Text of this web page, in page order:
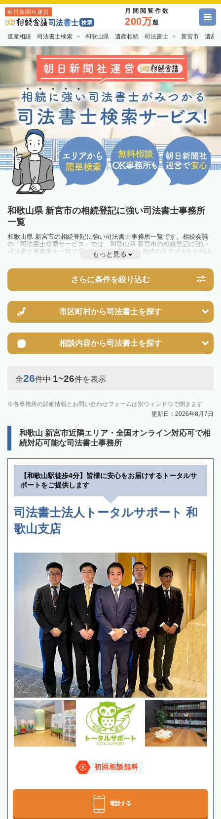
朝日新聞社運営 月間閲覧件数
200万超
遺産相続 司法書士検索 和歌山県 遺産相続 司法書士 新宮市 遺産
和歌山県 新宮市の相続登記に強い司法書士事務所
一覧
和歌山県 新宮市の相続登記に強い司法書士事務所一覧です。相続会議
の「司法書士検索サービス」では、和歌山県 新宮市の相続登記に強い
司法書士事務所を一覧で見ることが出来ます。相続のトラブルやお悩み
を抱えている方は一度近隣の司法書士に相談してみましょう。
不動産を相続した場合、相続を知った日から3年以内に登記しないと、
10万円以下の過料が科せられるため、速やかな手続きが必要です。義務
化前の相続も対象となるため注意しましょう。
す。その他の相続手続きも任せることが可能です。
また、義務化に伴い、相続人申告登記制度が創設されました。遺産分割
の話し合いがまとまらず登記できない場合は、この制度の活用を検討し
もっと見る
さらに条件を絞り込む
市区町村から司法書士を探す
相談内容から司法書士を探す
全26件中 1~26件を表示
各事務所の詳細情報とお問い合わせフォームは別ウィンドウで開きます
更新日：2026年8月7日
和歌山 新宮市近隣エリア・全国オンライン対応可で相
続対応可能な司法書士事務所
【和歌山駅徒歩4分】皆様に安心をお届けするトータルサ
ポートをご提供します
司法書士法人トータルサポート 和
歌山支店
初回相談無料
電話する